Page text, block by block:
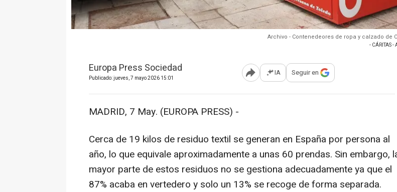
Archivo - Contenedeores de ropa y calzado de
- CÁRITAS -
Europa Press Sociedad
Publicado: jueves, 7 mayo 2026 15:01 Abrir opciones para compartir
IA Seguir en
MADRID, 7 May. (EUROPA PRESS) -
Cerca de 19 kilos de residuo textil se generan en España por persona al
año, lo que equivale aproximadamente a unas 60 prendas. Sin embargo,
mayor parte de estos residuos no se gestiona adecuadamente ya que el
87% acaba en vertedero y solo un 13% se recoge de forma separada.